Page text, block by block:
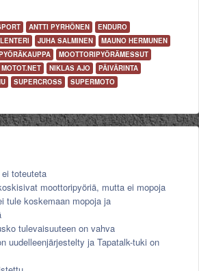
ANTTI PYRHÖNEN
ENDURO
JUHA SALMINEN
MAUNO HERMUNEN
MOOTTORIPYÖRÄMESSUT
MOTOT.NET NIKLAS AJO
PÄIVÄRINTA
SUPERCROSS SUPERMOTO
toteuteta
moottoripyöriä, mutta ei mopoja
tule koskemaan mopoja ja
tulevaisuuteen on vahva
uudelleenjärjestelty ja Tapatalk-tuki on